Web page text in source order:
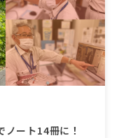
ート14冊に！